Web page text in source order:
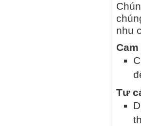
nhu
Tư